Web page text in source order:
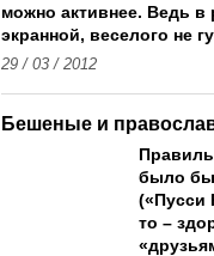
можно активнее. Ведь в
экранной, веселого не
29 / 03 / 2012
Бешеные и
было бы
(«Пусси
то –